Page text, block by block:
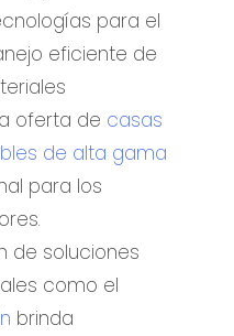
para el
eficiente de
oferta de casas
de alta gama
para los
de soluciones
como el
brinda